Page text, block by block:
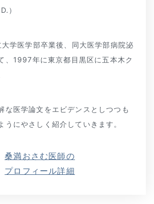
）
学医学部卒業後、同大医学部病院泌
、1997年に東京都目黒区に五本木ク
な医学論文をエビデンスとしつつも
うにやさしく紹介していきます。
桑満おさむ医師の
プロフィール詳細